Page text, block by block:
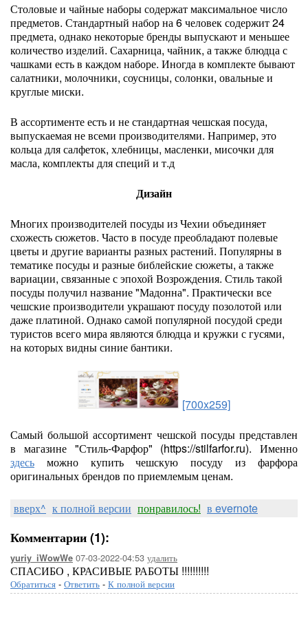
Столовые и чайные наборы содержат максимальное число
предметов. Стандартный набор на 6 человек содержит 24
предмета, однако некоторые бренды выпускают и меньшее
количество изделий. Сахарница, чайник, а также блюдца с
чашками есть в каждом наборе. Иногда в комплекте бывают
салатники, молочники, соусницы, солонки, овальные и
круглые миски.
В ассортименте есть и не стандартная чешская посуда,
выпускаемая не всеми производителями. Например, это
кольца для салфеток, хлебницы, масленки, мисочки для
масла, комплекты для специй и т.д
Дизайн
Многих производителей посуды из Чехии объединяет
схожесть сюжетов. Часто в посуде преобладают полевые
цветы и другие варианты разных растений. Популярны в
тематике посуды и разные библейские сюжеты, а также
вариации, связанные с эпохой Возрождения. Стиль такой
посуды получил название "Мадонна". Практически все
чешские производители украшают посуду позолотой или
даже платиной. Однако самой популярной посудой среди
туристов всего мира являются блюдца и кружки с гусями,
на которых видны синие бантики.
[700x259]
Самый большой ассортимент чешской посуды представлен
в магазине "Стиль-Фарфор" (https://stilfarfor.ru). Именно
здесь можно купить чешскую посуду из фарфора
оригинальных брендов по приемлемым ценам.
вверх^ к полной версии понравилось! в evernote
Комментарии (1):
yuriy_iWowWe 07-03-2022-04:53 удалить
СПАСИБО , КРАСИВЫЕ РАБОТЫ !!!!!!!!!!
Обратиться - Ответить - К полной версии